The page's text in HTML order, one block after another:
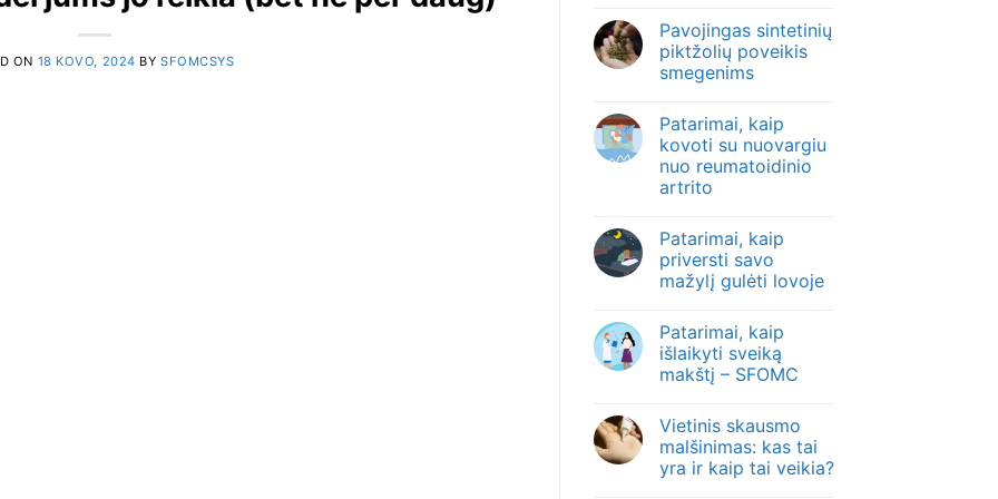
ON 18 KOVO, 2024 BYSFOMCSYS
Pavojingas sintetinių
piktžolių poveikis
smegenims
Patarimai, kaip
kovoti su nuovargiu
nuo reumatoidinio
artrito
Patarimai, kaip
priversti savo
mažylį gulėti lovoje
Patarimai, kaip
išlaikyti sveiką
makštį – SFOMC
Vietinis skausmo
malšinimas: kas tai
yra ir kaip tai veikia?